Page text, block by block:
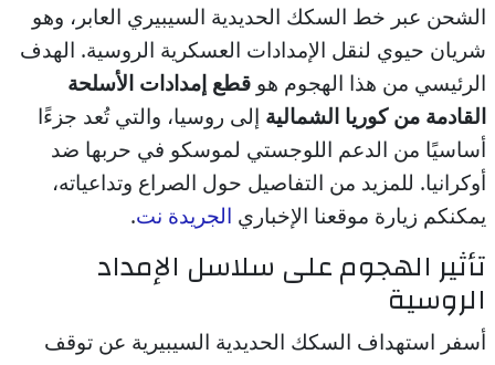
الشحن عبر خط السكك الحديدية السيبيري العابر، وهو
شريان حيوي لنقل الإمدادات العسكرية الروسية. الهدف
الرئيسي من هذا الهجوم هو قطع إمدادات الأسلحة
القادمة من كوريا الشمالية إلى روسيا، والتي تُعد جزءًا
أساسيًا من الدعم اللوجستي لموسكو في حربها ضد
أوكرانيا. للمزيد من التفاصيل حول الصراع وتداعياته،
يمكنكم زيارة موقعنا الإخباري الجريدة نت.
تأثير الهجوم على سلاسل الإمداد
الروسية
أسفر استهداف السكك الحديدية السيبيرية عن توقف